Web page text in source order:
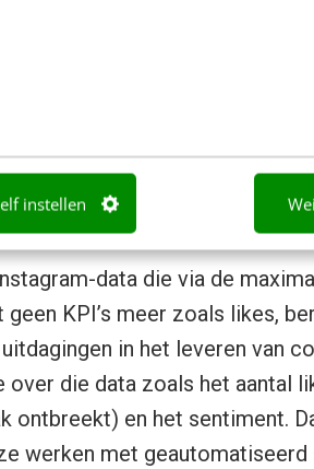
instellen
de sociale netwerken die via
voor stuk worden
waren (Snapchat, Tiktok,
data dan nog? Het enige
geeft, is Twitter. En dit is
data die via de
geen KPI’s meer zoals likes,
in het leveren van
over die data zoals het aantal
ontbreekt) en het sentiment.
werken met geautomatiseerd